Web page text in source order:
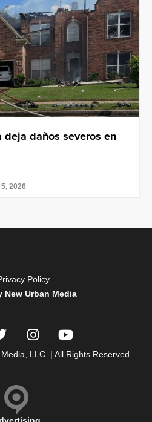
daños severos en
2026
Policy
New Urban Media
LLC. | All Rights Reserved.